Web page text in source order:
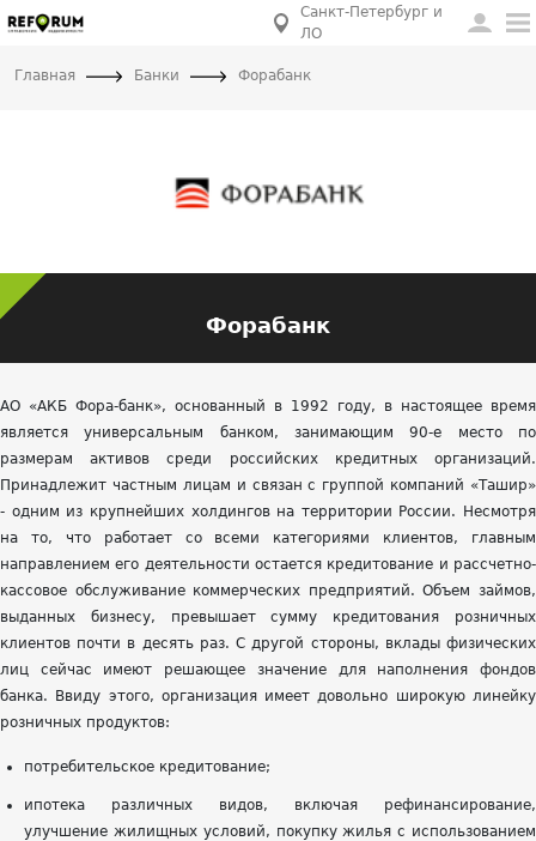
Санкт-Петербург и
ЛО
Главная Банки Форабанк
Форабанк
АО «АКБ Фора-банк», основанный в 1992 году, в настоящее время
является универсальным банком, занимающим 90-е место по
размерам активов среди российских кредитных организаций.
Принадлежит частным лицам и связан с группой компаний «Ташир»
- одним из крупнейших холдингов на территории России. Несмотря
на то, что работает со всеми категориями клиентов, главным
направлением его деятельности остается кредитование и рассчетно-
кассовое обслуживание коммерческих предприятий. Объем займов,
выданных бизнесу, превышает сумму кредитования розничных
клиентов почти в десять раз. С другой стороны, вклады физических
лиц сейчас имеют решающее значение для наполнения фондов
банка. Ввиду этого, организация имеет довольно широкую линейку
розничных продуктов:
потребительское кредитование;
ипотека различных видов, включая рефинансирование,
улучшение жилищных условий, покупку жилья с использованием